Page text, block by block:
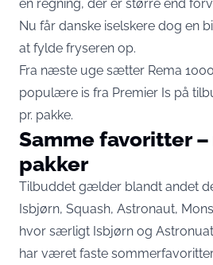
en regning, der er større end
Nu får danske iselskere dog en
at fylde fryseren op.
Fra næste uge sætter Rema 1000
populære is fra Premier Is på
pr. pakke.
Samme favoritter
pakker
Tilbuddet gælder blandt andet
Isbjørn, Squash, Astronaut,
hvor særligt Isbjørn og
har været faste